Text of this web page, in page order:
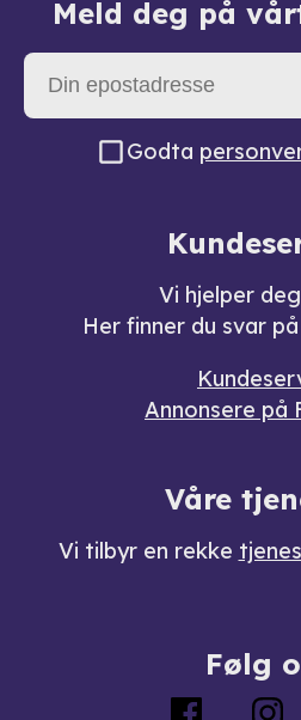
Meld deg på
Godta
Vi hjelper
Her finner du svar
Annonsere på
Våre
Vi tilbyr en rekke
Følg